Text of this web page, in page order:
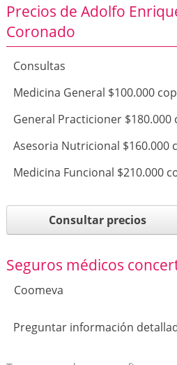
Precios de Adolfo
Coronado
Consultas
Medicina General $100.000 cop
General Practicioner $180.000
Asesoria Nutricional $160.000
Medicina Funcional $210.000
Consultar precios
Seguros médicos
Coomeva
Preguntar información